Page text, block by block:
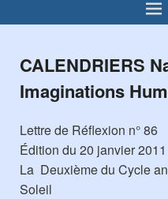
CALENDRIERS
Imaginations
Lettre de Réflexion n° 86
Édition du 20 janvier 2011
La Deuxième du Cycle
Soleil